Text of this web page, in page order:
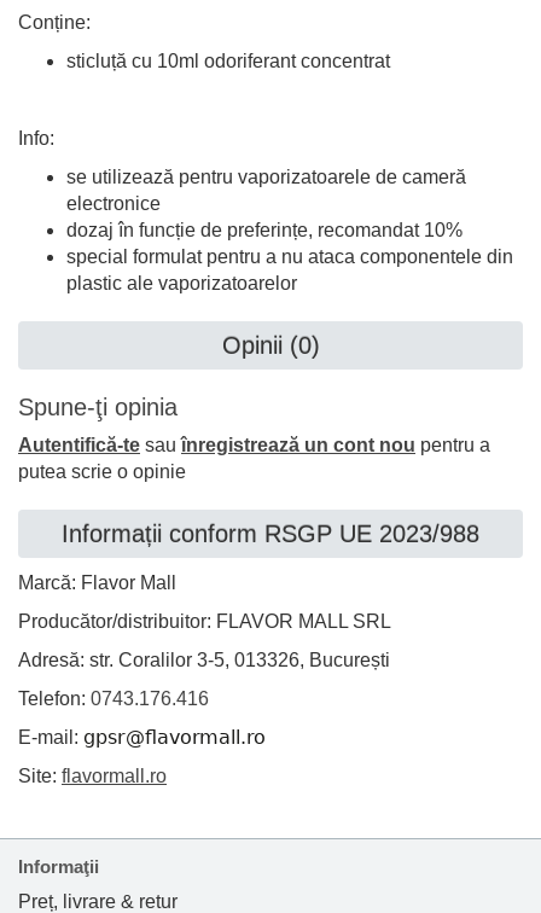
Conține:
sticluță cu 10ml odoriferant concentrat
Info:
se utilizează pentru vaporizatoarele de cameră
electronice
dozaj în funcție de preferințe, recomandat 10%
special formulat pentru a nu ataca componentele din
plastic ale vaporizatoarelor
Opinii (0)
Spune-ţi opinia
Autentifică-te sauînregistrează un cont nou pentru a
putea scrie o opinie
Informații conform RSGP UE 2023/988
Marcă: Flavor Mall
Producător/distribuitor: FLAVOR MALL SRL
Adresă: str. Coralilor 3-5, 013326, București
Telefon: 0743.176.416
E-mail:
Site: flavormall.ro
Informaţii
Preț, livrare & retur